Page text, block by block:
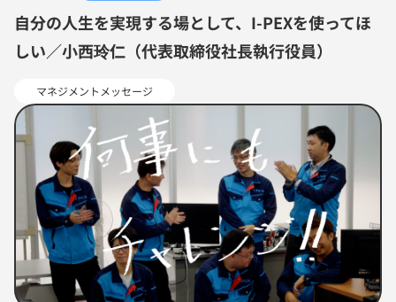
自分の人生を実現する場として、I-PEXを使ってほ
しい／小西玲仁（代表取締役社長執行役員）
マネジメントメッセージ